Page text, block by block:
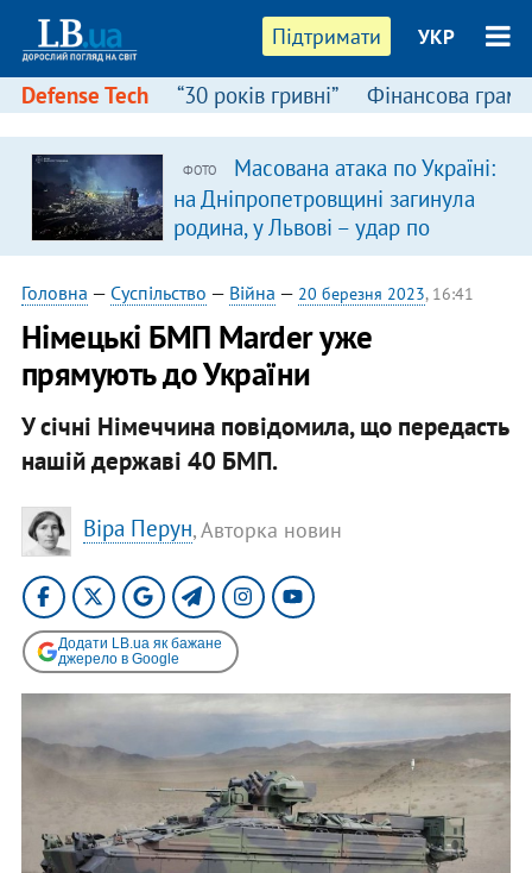
Підтримати УКР
Defense Tech “30 років гривні” Фінансова
ФОТО
Масована атака по Україні:
на Дніпропетровщині загинула
родина, у Львові – удар по
багатоповерхівках
(доповнюється)
Головна — Суспільство — Війна — 20 березня 2023, 16:41
Німецькі БМП Marder уже
прямують до України
У січні Німеччина повідомила, що передасть
нашій державі 40 БМП.
Віра Перун, Авторка новин
Додати LB.ua як бажане
джерело в Google